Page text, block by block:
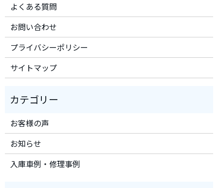
よくある質問
お問い合わせ
プライバシーポリシー
サイトマップ
お客様の声
お知らせ
入庫車例・修理事例